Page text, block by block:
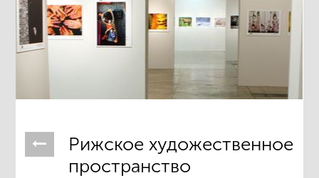
Рижское художественное
пространство